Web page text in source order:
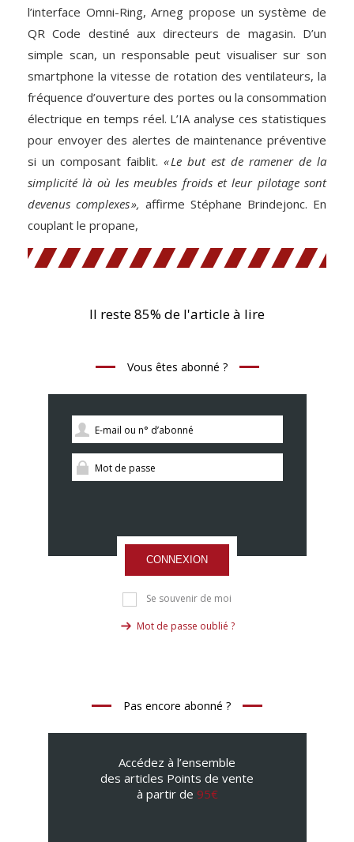
l’interface Omni-Ring, Arneg propose un système de
QR Code destiné aux directeurs de magasin. D’un
simple scan, un responsable peut visualiser sur son
smartphone la vitesse de rotation des ventilateurs, la
fréquence d’ouverture des portes ou la consommation
électrique en temps réel. L’IA analyse ces statistiques
pour envoyer des alertes de maintenance préventive
si un composant faiblit. « Le but est de ramener de la
simplicité là où les meubles froids et leur pilotage sont
devenus complexes », affirme Stéphane Brindejonc. En
couplant le propane,
Il reste 85% de l'article à lire
Vous êtes abonné ?
CONNEXION
Se souvenir de moi
Mot de passe oublié ?
Pas encore abonné ?
Accédez à l’ensemble
des articles Points de vente
à partir de 95€